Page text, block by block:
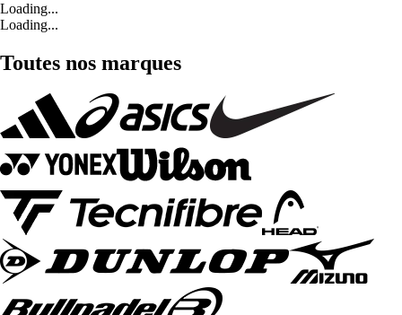
Loading...
Loading...
Toutes nos marques